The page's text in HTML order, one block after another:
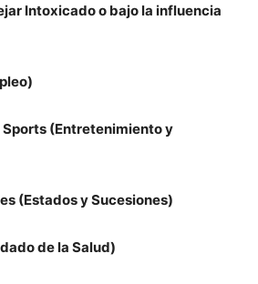
Intoxicado o bajo la influencia
(Entretenimiento y
(Estados y Sucesiones)
de la Salud)